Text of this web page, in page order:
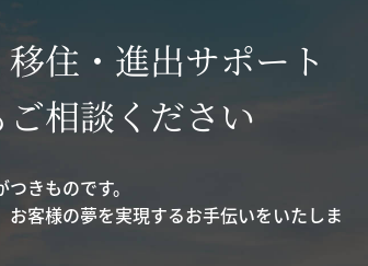
住・進出サポート
相談ください
きものです。
客様の夢を実現するお手伝いをいたしま